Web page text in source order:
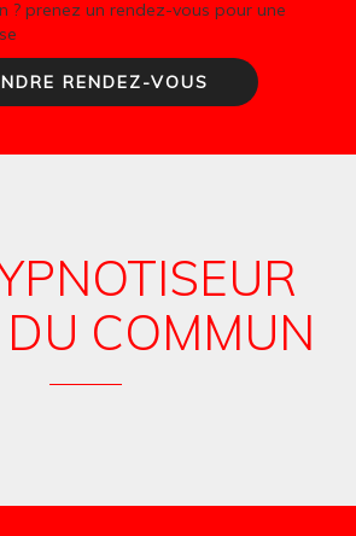
? prenez un rendez-vous pour une
RENDEZ-VOUS
COMMUN